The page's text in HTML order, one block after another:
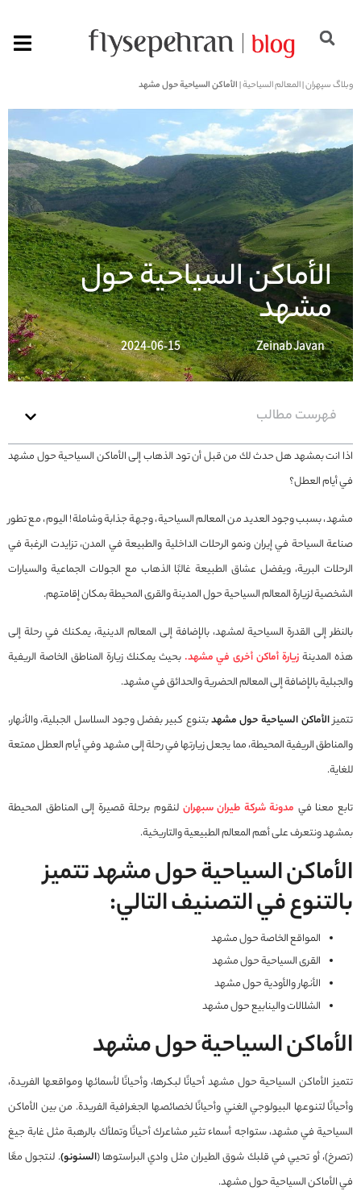
وبلاگ سپهران|المعالم السياحية|الأماكن السياحية حول مشهد
الأماكن السياحية حول
مشهد
Zeinab Javan
2024-06-15
فهرست مطالب
اذا انت بمشهد هل حدث لك من قبل أن تود الذهاب إلى الأماكن السياحية حول مشهد
في أيام العطل؟
مشهد، بسبب وجود العديد من المعالم السياحية، وجهة جذابة وشاملة! اليوم، مع تطور
صناعة السياحة في إيران ونمو الرحلات الداخلية والطبيعة في المدن، تزايدت الرغبة في
الرحلات البرية، ويفضل عشاق الطبيعة غالبًا الذهاب مع الجولات الجماعية والسيارات
الشخصية لزيارة المعالم السياحية حول المدينة والقرى المحيطة بمكان إقامتهم.
بالنظر إلى القدرة السياحية لمشهد، بالإضافة إلى المعالم الدينية، يمكنك في رحلة إلى
هذه المدينةزيارة أماكن أخرى في مشهد. بحيث يمكنك زيارة المناطق الخاصة الريفية
والجبلية بالإضافة إلى المعالم الحضرية والحدائق في مشهد.
تتميزالأماكن السياحية حول مشهدبتنوع كبير بفضل وجود السلاسل الجبلية، والأنهار،
والمناطق الريفية المحيطة، مما يجعل زيارتها في رحلة إلى مشهد وفي أيام العطل ممتعة
للغاية.
تابع معنا في مدونة شركة طيران سبهران لنقوم برحلة قصيرة إلى المناطق المحيطة
بمشهد ونتعرف على أهم المعالم الطبيعية والتاريخية.
الأماكن السياحية حول مشهد تتميز
بالتنوع في التصنيف التالي:
المواقع الخاصة حول مشهد
القرى السياحية حول مشهد
الأنهار والأودية حول مشهد
الشلالات والينابيع حول مشهد
الأماكن السياحية حول مشهد
تتميز الأماكن السياحية حول مشهد أحيانًا لبكرها، وأحيانًا لأسمائها ومواقعها الفريدة،
وأحيانًا لتنوعها البيولوجي الغني وأحيانًا لخصائصها الجغرافية الفريدة. من بين الأماكن
السياحية في مشهد، ستواجه أسماء تثير مشاعرك أحيانًا وتملأك بالرهبة مثل غابة جيغ
(تصرخ)، أو تحيي في قلبك شوق الطيران مثل وادي البراستوها (السنونو). لنتجول معًا
في الأماكن السياحية حول مشهد.